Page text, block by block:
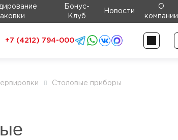
Бонус-
Клуб
Новости
О
компании
+7 (4212) 794-000
Столовые приборы